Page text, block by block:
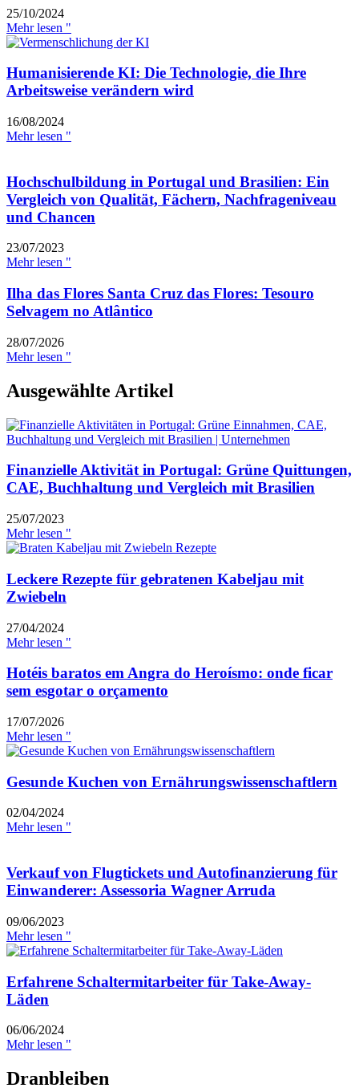
25/10/2024
Mehr lesen "
Humanisierende KI: Die Technologie, die Ihre
Arbeitsweise verändern wird
16/08/2024
Mehr lesen "
Hochschulbildung in Portugal und Brasilien: Ein
Vergleich von Qualität, Fächern, Nachfrageniveau
und Chancen
23/07/2023
Mehr lesen "
Ilha das Flores Santa Cruz das Flores: Tesouro
Selvagem no Atlântico
28/07/2026
Mehr lesen "
Ausgewählte Artikel
Finanzielle Aktivität in Portugal: Grüne Quittungen,
CAE, Buchhaltung und Vergleich mit Brasilien
25/07/2023
Mehr lesen "
Leckere Rezepte für gebratenen Kabeljau mit
Zwiebeln
27/04/2024
Mehr lesen "
Hotéis baratos em Angra do Heroísmo: onde ficar
sem esgotar o orçamento
17/07/2026
Mehr lesen "
Gesunde Kuchen von Ernährungswissenschaftlern
02/04/2024
Mehr lesen "
Verkauf von Flugtickets und Autofinanzierung für
Einwanderer: Assessoria Wagner Arruda
09/06/2023
Mehr lesen "
Erfahrene Schaltermitarbeiter für Take-Away-
Läden
06/06/2024
Mehr lesen "
Dranbleiben